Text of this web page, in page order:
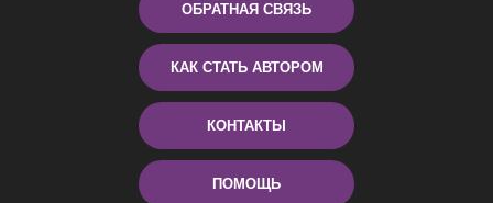
ОБРАТНАЯ СВЯЗЬ
КАК СТАТЬ АВТОРОМ
КОНТАКТЫ
ПОМОЩЬ